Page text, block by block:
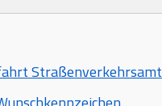
Straßenverkehrsamt